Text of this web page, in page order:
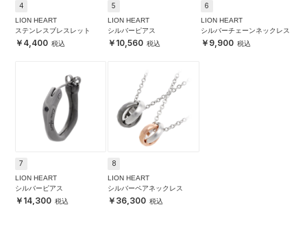
4
LION HEART
ステンレスブレスレット
4,400
5
LION HEART
シルバーピアス
10,560
6
LION HEART
シルバーチェーンネックレス
9,900
7
LION HEART
シルバーピアス
14,300
8
LION HEART
シルバーペアネックレス
36,300